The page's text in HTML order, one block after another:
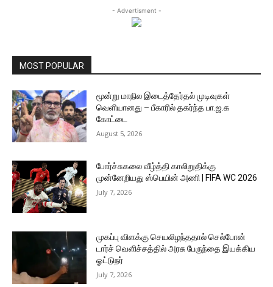
- Advertisment -
MOST POPULAR
மூன்று மாநில இடைத்தேர்தல் முடிவுகள்
வெளியானது – பீகாரில் தகர்ந்த பா.ஜ.க
கோட்டை
August 5, 2026
போர்ச்சுகலை வீழ்த்தி காலிறுதிக்கு
முன்னேறியது ஸ்பெயின் அணி | FIFA WC 2026
July 7, 2026
முகப்பு விளக்கு செயலிழந்ததால் செல்போன்
டார்ச் வெளிச்சத்தில் அரசு பேருந்தை இயக்கிய
ஓட்டுநர்
July 7, 2026